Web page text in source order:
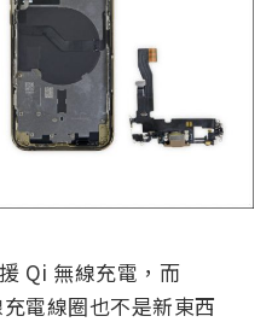
Qi 無線充電，而
電線圈也不是新東西